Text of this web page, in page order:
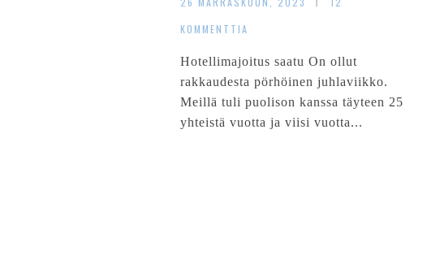
KOMMENTTIA
Hotellimajoitus saatu On ollut
rakkaudesta pörhöinen juhlaviikko.
Meillä tuli puolison kanssa täyteen 25
yhteistä vuotta ja viisi vuotta...